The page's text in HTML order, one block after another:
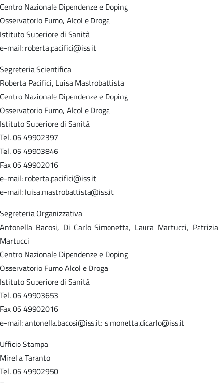
Centro Nazionale Dipendenze e Doping
Osservatorio Fumo, Alcol e Droga
Istituto Superiore di Sanità
e-mail: roberta.pacifici@iss.it
Segreteria Scientifica
Roberta Pacifici, Luisa Mastrobattista
Centro Nazionale Dipendenze e Doping
Osservatorio Fumo, Alcol e Droga
Istituto Superiore di Sanità
Tel. 06 49902397
Tel. 06 49903846
Fax 06 49902016
e-mail: roberta.pacifici@iss.it
e-mail: luisa.mastrobattista@iss.it
Segreteria Organizzativa
Antonella Bacosi, Di Carlo Simonetta, Laura Martucci, Patrizia
Martucci
Centro Nazionale Dipendenze e Doping
Osservatorio Fumo Alcol e Droga
Istituto Superiore di Sanità
Tel. 06 49903653
Fax 06 49902016
e-mail: antonella.bacosi@iss.it; simonetta.dicarlo@iss.it
Ufficio Stampa
Mirella Taranto
Tel. 06 49902950